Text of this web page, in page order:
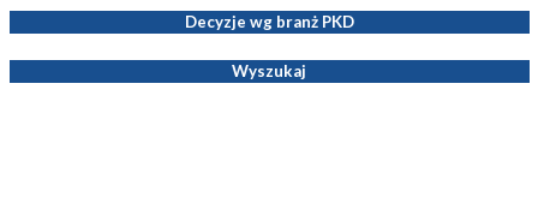
Decyzje wg branż PKD
Wyszukaj